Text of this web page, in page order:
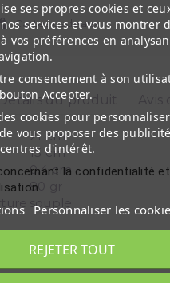
Cartes cadeaux
Détails du produit
21 cm
15 cm
0,4 cm
80 gr
souple
ses propres cookies et
services et vous montrer
vos préférences en
consentement à son
Accepter.
cookies pour
vous proposer des
d'intérêt.
la confidentialité
Personnaliser les
REJETER TOUT